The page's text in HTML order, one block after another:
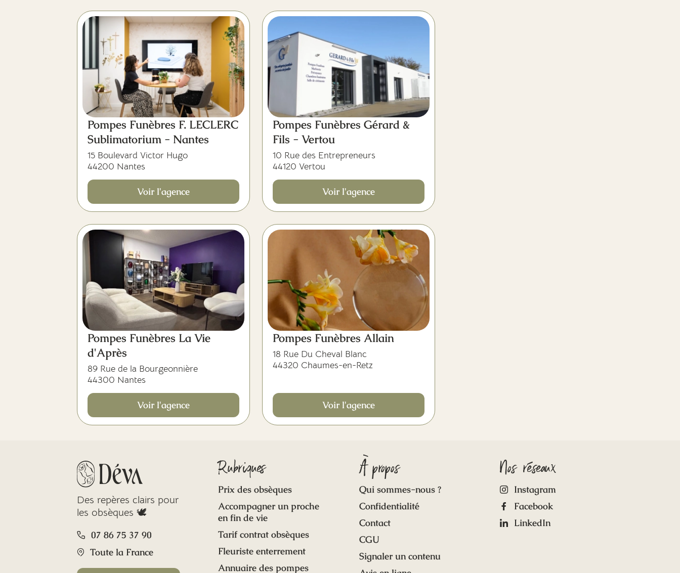
Pompes Funèbres F. LECLERC
Sublimatorium - Nantes
15 Boulevard Victor Hugo
44200 Nantes
Voir l'agence
Pompes Funèbres Gérard &
Fils - Vertou
10 Rue des Entrepreneurs
44120 Vertou
Voir l'agence
Pompes Funèbres La Vie
d'Après
89 Rue de la Bourgeonnière
44300 Nantes
Voir l'agence
Pompes Funèbres Allain
18 Rue Du Cheval Blanc
44320 Chaumes-en-Retz
Voir l'agence
Des repères clairs pour
les obsèques 🕊️
07 86 75 37 90
Toute la France
Rubriques
Prix des obsèques
Accompagner un proche
en fin de vie
Tarif contrat obsèques
Fleuriste enterrement
Annuaire des pompes
À propos
Qui sommes-nous ?
Confidentialité
Contact
CGU
Signaler un contenu
Nos réseaux
Instagram
Facebook
LinkedIn